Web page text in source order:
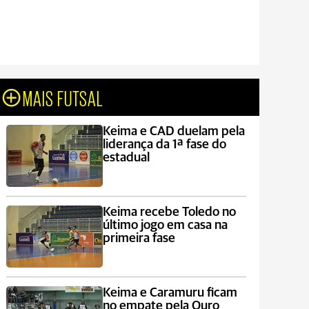
MAIS FUTSAL
Keima e CAD duelam pela
liderança da 1ª fase do
estadual
Keima recebe Toledo no
último jogo em casa na
primeira fase
Keima e Caramuru ficam
no empate pela Ouro